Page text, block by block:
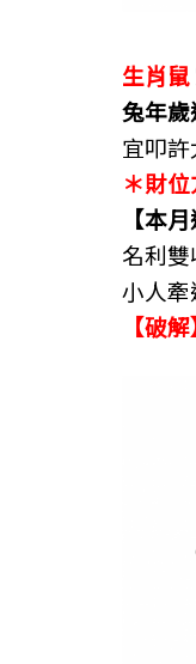
生肖鼠
兔年歲
宜叩
＊財位
【本
名利
小人牽
【破